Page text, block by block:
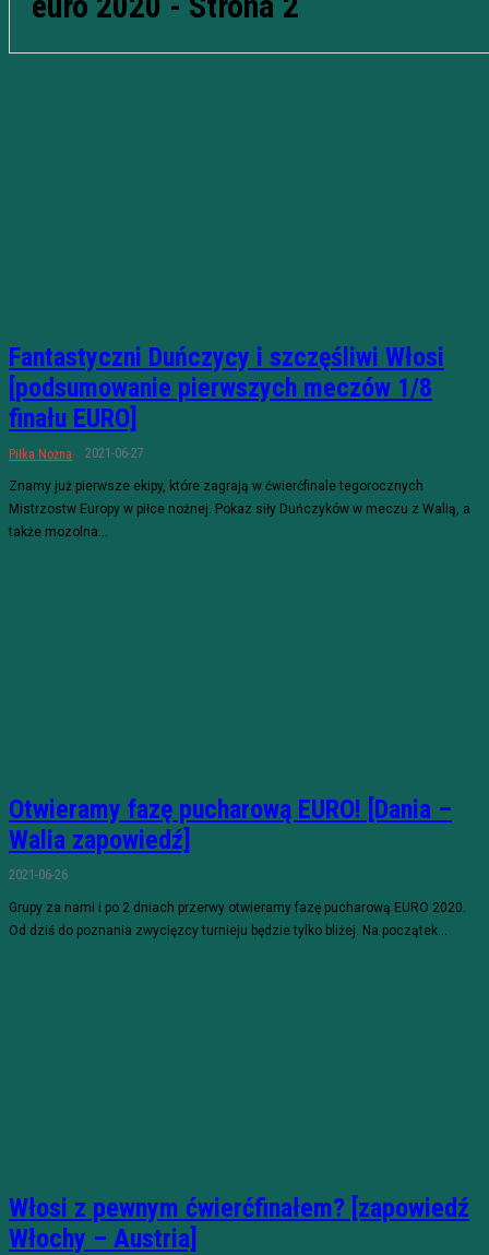
Fantastyczni Duńczycy i szczęśliwi Włosi
[podsumowanie pierwszych meczów 1/8
finału EURO]
Piłka Nożna 2021-06-27
Znamy już pierwsze ekipy, które zagrają w ćwierćfinale tegorocznych
Mistrzostw Europy w piłce nożnej. Pokaz siły Duńczyków w meczu z Walią, a
także mozolna...
Otwieramy fazę pucharową EURO! [Dania –
Walia zapowiedź]
2021-06-26
Grupy za nami i po 2 dniach przerwy otwieramy fazę pucharową EURO 2020.
Od dziś do poznania zwycięzcy turnieju będzie tylko bliżej. Na początek...
Włosi z pewnym ćwierćfinałem? [zapowiedź
Włochy – Austria]